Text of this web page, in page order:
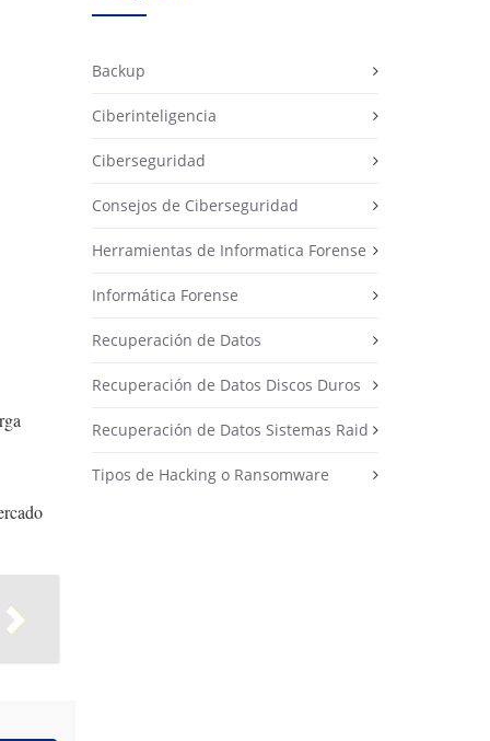
Backup
Ciberinteligencia
Ciberseguridad
Consejos de Ciberseguridad
Herramientas de Informatica Forense
Informática Forense
Recuperación de Datos
Recuperación de Datos Discos Duros
Recuperación de Datos Sistemas Raid
Tipos de Hacking o Ransomware